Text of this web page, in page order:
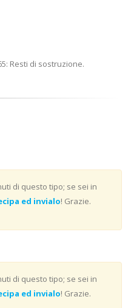
Resti di sostruzione.
di questo tipo; se sei in
ed invialo! Grazie.
di questo tipo; se sei in
ed invialo! Grazie.